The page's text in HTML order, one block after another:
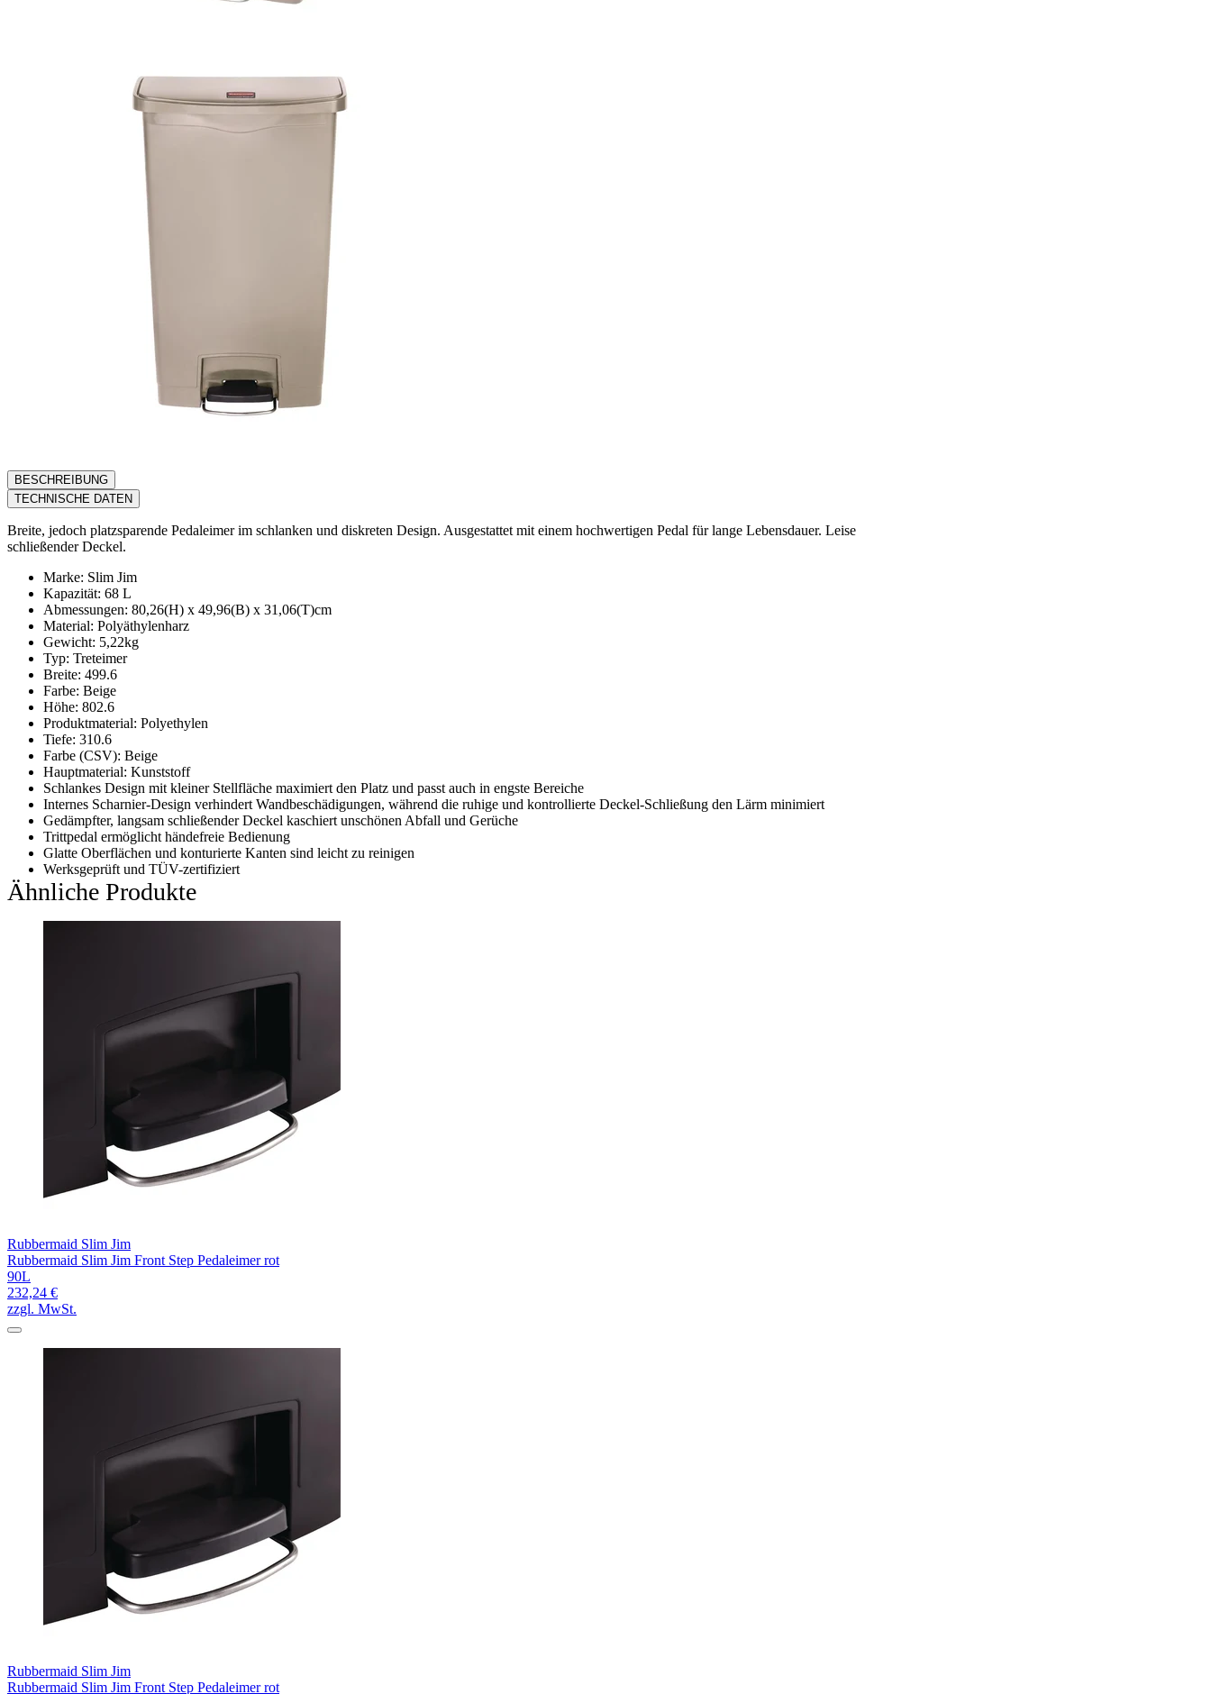
BESCHREIBUNG
TECHNISCHE DATEN
Breite, jedoch platzsparende Pedaleimer im schlanken und diskreten Design. Ausgestattet mit einem hochwertigen Pedal für lange Lebensdauer. Leise
schließender Deckel.
Marke: Slim Jim
Kapazität: 68 L
Abmessungen: 80,26(H) x 49,96(B) x 31,06(T)cm
Material: Polyäthylenharz
Gewicht: 5,22kg
Typ: Treteimer
Breite: 499.6
Farbe: Beige
Höhe: 802.6
Produktmaterial: Polyethylen
Tiefe: 310.6
Farbe (CSV): Beige
Hauptmaterial: Kunststoff
Schlankes Design mit kleiner Stellfläche maximiert den Platz und passt auch in engste Bereiche
Internes Scharnier-Design verhindert Wandbeschädigungen, während die ruhige und kontrollierte Deckel-Schließung den Lärm minimiert
Gedämpfter, langsam schließender Deckel kaschiert unschönen Abfall und Gerüche
Trittpedal ermöglicht händefreie Bedienung
Glatte Oberflächen und konturierte Kanten sind leicht zu reinigen
Werksgeprüft und TÜV-zertifiziert
Ähnliche Produkte
Rubbermaid Slim Jim
Rubbermaid Slim Jim Front Step Pedaleimer rot
90L
232,24 €
zzgl. MwSt.
Rubbermaid Slim Jim
Rubbermaid Slim Jim Front Step Pedaleimer rot